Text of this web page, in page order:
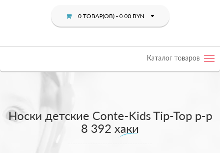
0 ТОВАР(ОВ) - 0.00 BYN
Каталог товаров
Носки детские Conte-Kids Tip-Top р-р
8 392 хаки